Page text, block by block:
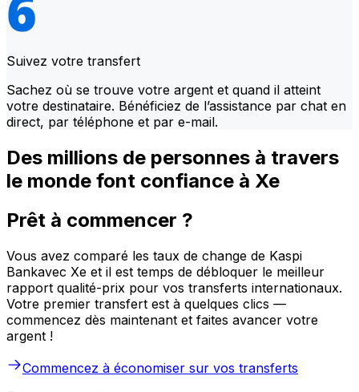
Suivez votre transfert
Sachez où se trouve votre argent et quand il atteint
votre destinataire. Bénéficiez de l’assistance par chat en
direct, par téléphone et par e-mail.
Des millions de personnes à travers
le monde font confiance à Xe
Prêt à commencer ?
Vous avez comparé les taux de change de Kaspi
Bankavec Xe et il est temps de débloquer le meilleur
rapport qualité-prix pour vos transferts internationaux.
Votre premier transfert est à quelques clics —
commencez dès maintenant et faites avancer votre
argent !
Commencez à économiser sur vos transferts